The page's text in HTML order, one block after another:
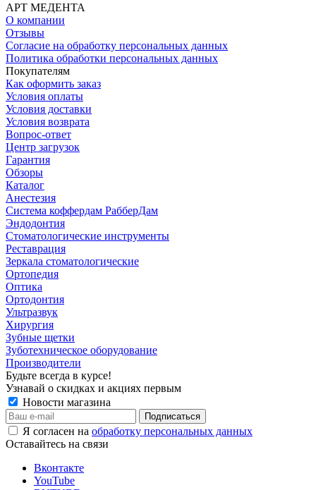
АРТ МЕДЕНТА
О компании
Отзывы
Согласие на обработку персональных данных
Политика обработки персональных данных
Покупателям
Как оформить заказ
Условия оплаты
Условия доставки
Условия возврата
Вопрос-ответ
Центр загрузок
Гарантия
Обзоры
Каталог
Анестезия
Система коффердам РабберДам
Эндодонтия
Стоматологические инструменты
Реставрация
Зеркала стоматологические
Ортопедия
Оптика
Ортодонтия
Ультразвук
Хирургия
Зубные щетки
Зуботехническое оборудование
Производители
Будьте всегда в курсе!
Узнавай о скидках и акциях первым
Новости магазина
Я согласен на обработку персональных данных
Оставайтесь на связи
Вконтакте
YouTube